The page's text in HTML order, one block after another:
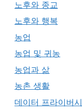
노후와 종교
노후와 행복
농업
농업 및 귀농
농업과 삶
농촌 생활
데이터 프라이버시